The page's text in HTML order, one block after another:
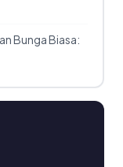
Bunga Biasa: